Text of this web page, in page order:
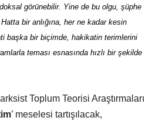
görünebilir. Yine de bu olgu, şüphe
bir anlığına, her ne kadar kesin
başka bir biçimde, hakikatin terimlerini
teması esnasında hızlı bir şekilde
Toplum Teorisi Araştırmaları
’ meselesi tartışılacak,